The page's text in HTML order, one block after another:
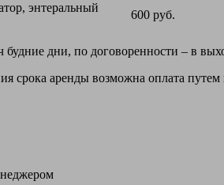
энтеральный
600 руб.
дни, по договоренности – в
срока аренды возможна оплата